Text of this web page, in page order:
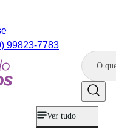
99823-7783
Ver tudo